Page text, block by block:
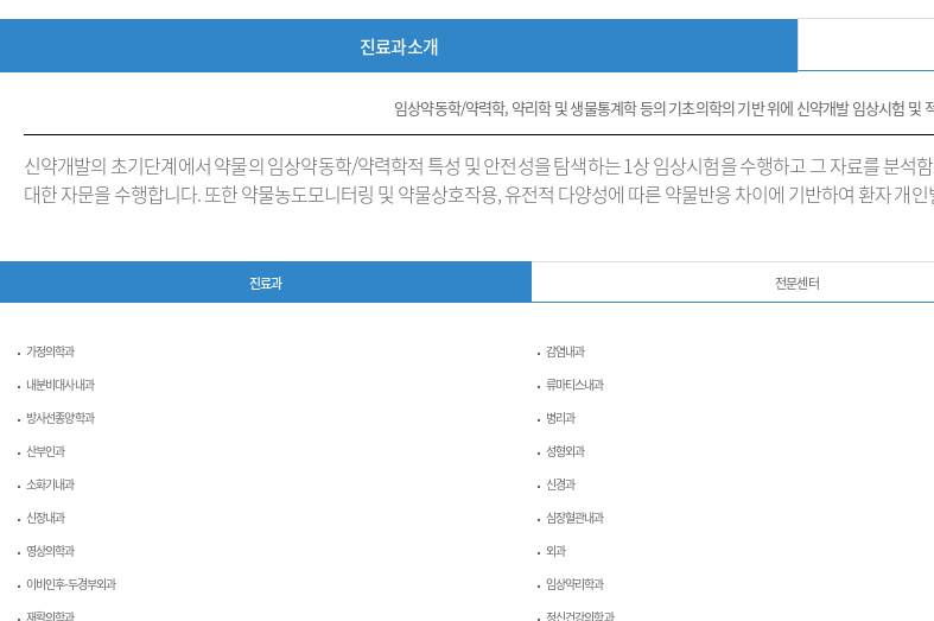
진료과소개
임상약동학/약력학, 약리학 및 생물통계학 등의 기초의학의 기반 위에 신약개발 임상시험 및
신약개발의 초기단계에서 약물의 임상약동학/약력학적 특성 및 안전성을 탐색하는 1상 임상시험을 수행하고 그 자료를 분
대한 자문을 수행합니다. 또한 약물농도모니터링 및 약물상호작용, 유전적 다양성에 따른 약물반응 차이에 기반하여 환자 개
진료과 전문센터
가정의학과 감염내과
내분비대사내과
류마티스내과
방사선종양학과
병리과
산부인과
성형외과
소화기내과
신경과
신장내과
심장혈관내과
영상의학과
외과
이비인후-두경부외과
임상약리학과
재활의학과
정신건강의학과